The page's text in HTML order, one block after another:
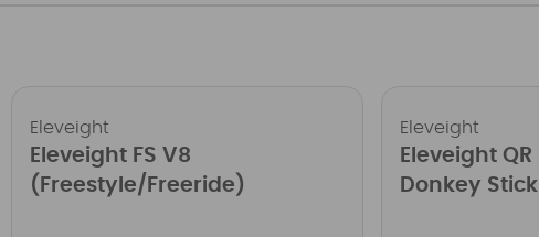
Eleveight
Eleveight FS V8
(Freestyle/Freeride)
Eleveight
Eleveight QR
Donkey Stick